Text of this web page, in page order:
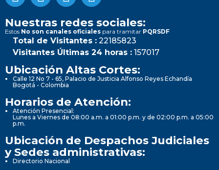
Nuestras redes sociales:
Estos No son canales oficiales para tramitar PQRSDF
Total de Visitantes : 22185823
Visitantes Últimas 24 horas : 157017
Ubicación Altas Cortes:
Calle 12 No 7 - 65, Palacio de Justicia Alfonso Reyes Echandía
Bogotá - Colombia
Horarios de Atención:
Atención Presencial:
Lunes a Viernes de 08:00 a.m. a 01:00 p.m. y de 02:00 p.m. a 05:00
p.m.
Ubicación de Despachos Judiciales
y Sedes administrativas:
Directorio Nacional